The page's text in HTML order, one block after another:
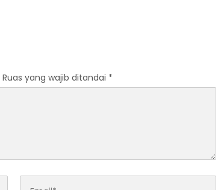
Ruas yang wajib ditandai *